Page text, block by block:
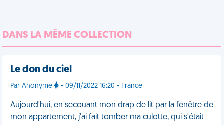
DANS LA MÊME COLLECTION
Le don du ciel
Par Anonyme - 09/11/2022 16:20 - France
Aujourd'hui, en secouant mon drap de lit par la fenêtre de
mon appartement, j'ai fait tomber ma culotte, qui s'était